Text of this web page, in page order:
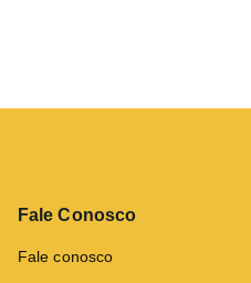
Fale Conosco
Fale conosco